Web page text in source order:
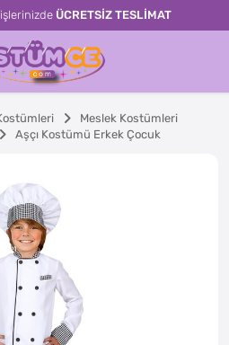
ÜCRETSİZ TESLİMAT
Meslek Kostümleri
Aşçı Kostümü Erkek Çocuk